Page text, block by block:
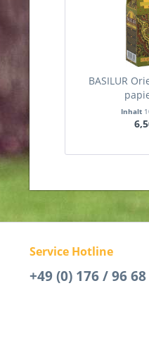
BASILUR
Inhalt
Service Hotline
+49 (0) 176 / 96